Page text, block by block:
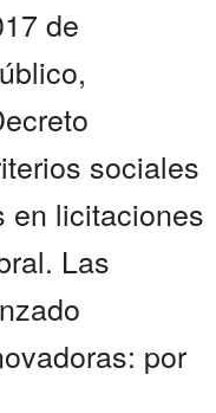
de
sociales
en licitaciones
Las
por